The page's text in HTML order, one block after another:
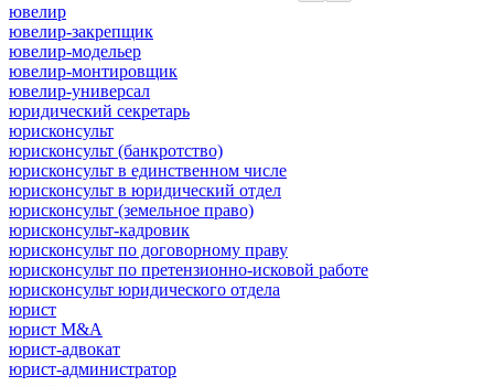
ювелир
ювелир-закрепщик
ювелир-модельер
ювелир-монтировщик
ювелир-универсал
юридический секретарь
юрисконсульт
юрисконсульт (банкротство)
юрисконсульт в единственном числе
юрисконсульт в юридический отдел
юрисконсульт (земельное право)
юрисконсульт-кадровик
юрисконсульт по договорному праву
юрисконсульт по претензионно-исковой работе
юрисконсульт юридического отдела
юрист
юрист M&A
юрист-адвокат
юрист-администратор